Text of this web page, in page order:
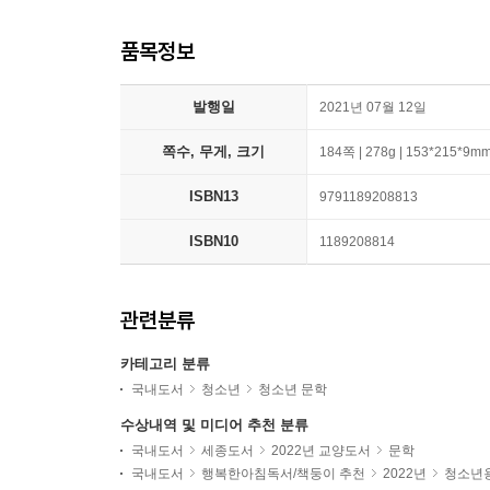
품목정보
발행일 2021년 07월 12일
쪽수, 무게, 크기 184쪽 | 278g |
ISBN13 9791189208813
ISBN10 1189208814
관련분류
카테고리 분류
국내도서 청소년 청소년 문학
수상내역 및 미디어 추천 분류
국내도서 세종도서 2022년 교양도서
문학
국내도서
행복한아침독서/책둥이 추천 2022년 청소년